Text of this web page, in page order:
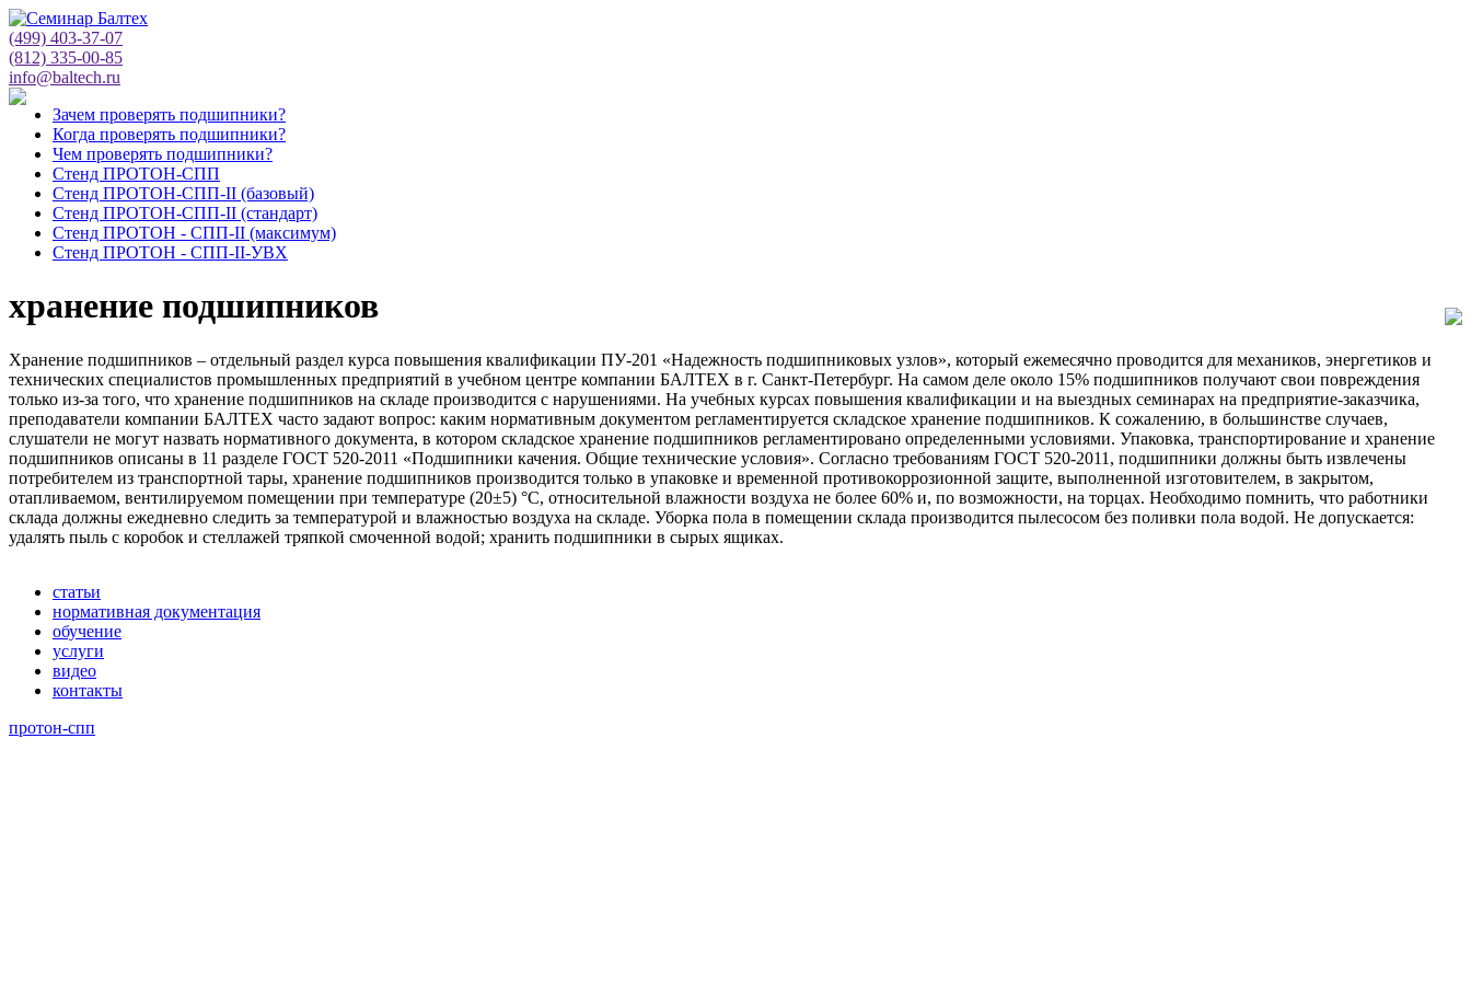
(499) 403-37-07
(812) 335-00-85
info@baltech.ru
Зачем проверять подшипники?
Когда проверять подшипники?
Чем проверять подшипники?
Стенд ПРОТОН-СПП
Стенд ПРОТОН-СПП-II (базовый)
Стенд ПРОТОН-СПП-II (стандарт)
Стенд ПРОТОН - СПП-II (максимум)
Стенд ПРОТОН - СПП-II-УВХ
хранение подшипников
Хранение подшипников – отдельный раздел курса повышения квалификации ПУ-201 «Надежность подшипниковых узлов», который ежемесячно проводится для механиков, энергетиков и
технических специалистов промышленных предприятий в учебном центре компании БАЛТЕХ в г. Санкт-Петербург. На самом деле около 15% подшипников получают свои повреждения
только из-за того, что хранение подшипников на складе производится с нарушениями. На учебных курсах повышения квалификации и на выездных семинарах на предприятие-заказчика,
преподаватели компании БАЛТЕХ часто задают вопрос: каким нормативным документом регламентируется складское хранение подшипников. К сожалению, в большинстве случаев,
слушатели не могут назвать нормативного документа, в котором складское хранение подшипников регламентировано определенными условиями. Упаковка, транспортирование и хранение
подшипников описаны в 11 разделе ГОСТ 520-2011 «Подшипники качения. Общие технические условия». Согласно требованиям ГОСТ 520-2011, подшипники должны быть извлечены
потребителем из транспортной тары, хранение подшипников производится только в упаковке и временной противокоррозионной защите, выполненной изготовителем, в закрытом,
отапливаемом, вентилируемом помещении при температуре (20±5) °С, относительной влажности воздуха не более 60% и, по возможности, на торцах. Необходимо помнить, что работники
склада должны ежедневно следить за температурой и влажностью воздуха на складе. Уборка пола в помещении склада производится пылесосом без поливки пола водой. Не допускается:
удалять пыль с коробок и стеллажей тряпкой смоченной водой; хранить подшипники в сырых ящиках.
статьи
нормативная документация
обучение
услуги
видео
контакты
протон-спп